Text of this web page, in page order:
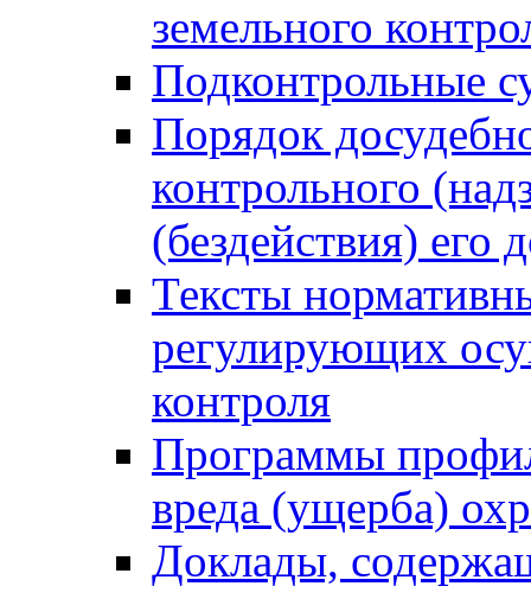
земельного
Подконтрольные
Порядок
контрольного
(бездействия)
Тексты
регулирующих
контроля
Программы
вреда (ущерба)
Доклады,